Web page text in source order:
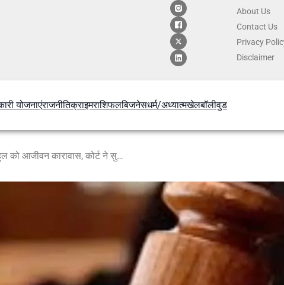
About Us
Contact Us
Privacy
Disclaimer
योजनाएंराजनीतिक्राइमराशिफलबिजनेसधर्म/अध्यात्मखेलबॉलीवुड
10 साल पुराने हत्या केस में राहुल को आजीवन कारावास, कोर्ट ने सुनाया फैसला